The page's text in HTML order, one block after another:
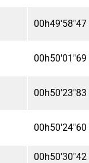
00h49'58"47
00h50'01"69
00h50'23"83
00h50'24"60
00h50'30"42